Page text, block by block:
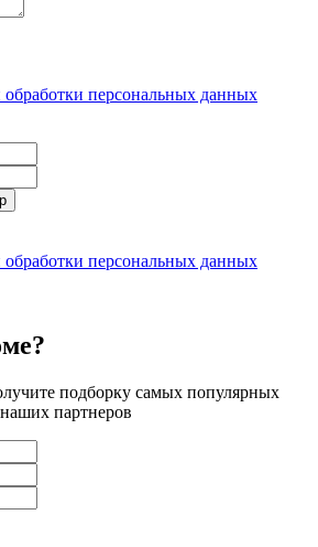
обработки персональных данных
обработки персональных данных
подборку самых популярных
партнеров